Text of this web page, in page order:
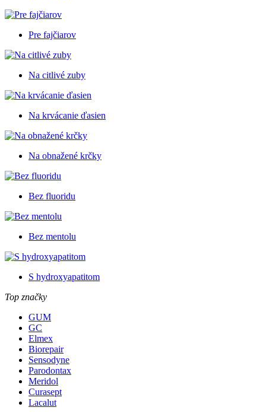
Pre fajčiarov
Na citlivé zuby
Na krvácanie ďasien
Na obnažené krčky
Bez fluoridu
Bez mentolu
S hydroxyapatitom
Top značky
GUM
GC
Elmex
Biorepair
Sensodyne
Parodontax
Meridol
Curasept
Lacalut